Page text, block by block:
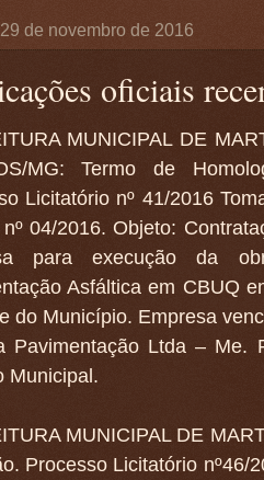
de novembro de 2016
oficiais
MUNICIPAL DE
MG: Termo de
Licitatório nº 41/2016
04/2016. Objeto:
para execução da
Asfáltica em CBUQ
do Município. Empresa
Pavimentação Ltda – Me.
Municipal.
MUNICIPAL DE
Processo Licitatório nº46/